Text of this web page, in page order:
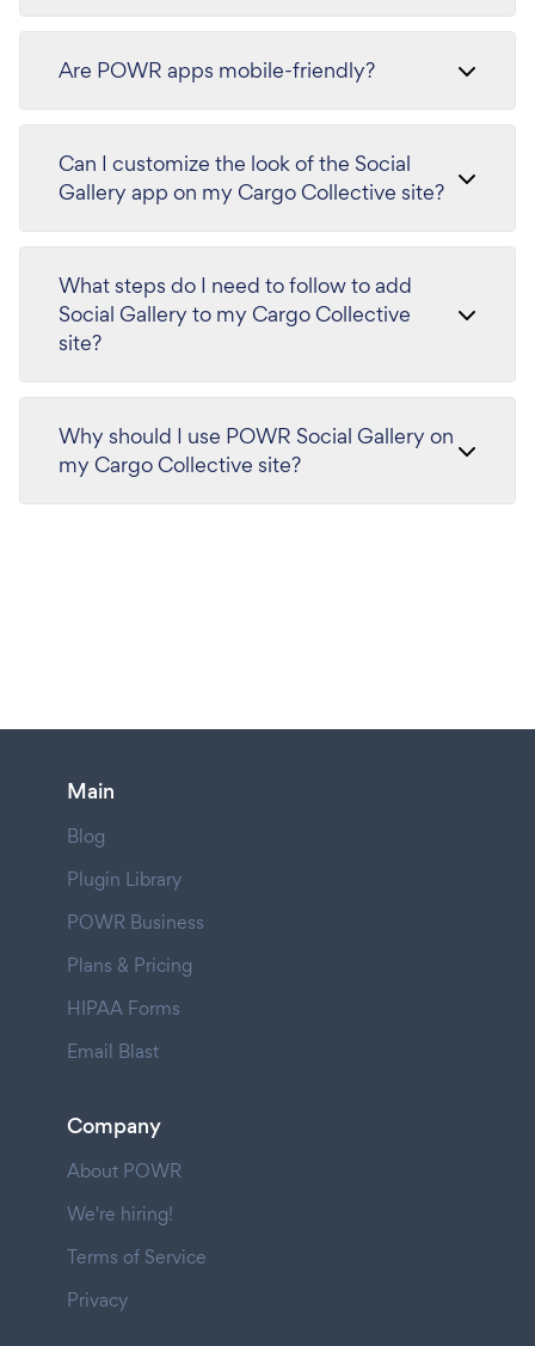
Are POWR apps mobile-friendly?
Can I customize the look of the Social
Gallery app on my Cargo Collective site?
What steps do I need to follow to add
Social Gallery to my Cargo Collective
site?
Why should I use POWR Social Gallery on
my Cargo Collective site?
Main
Blog
Plugin Library
POWR Business
Plans & Pricing
HIPAA Forms
Email Blast
Company
About POWR
We're hiring!
Terms of Service
Privacy